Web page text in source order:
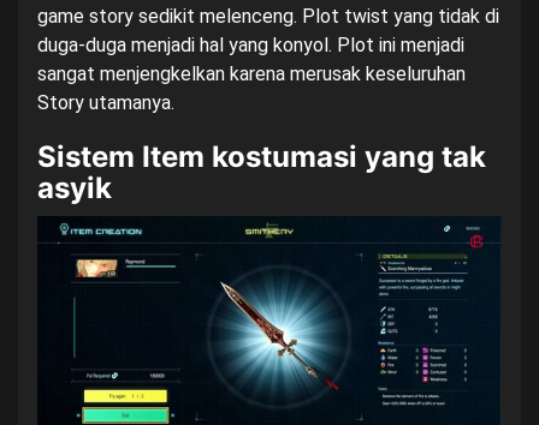
game story sedikit melenceng. Plot twist yang tidak di
duga-duga menjadi hal yang konyol. Plot ini menjadi
sangat menjengkelkan karena merusak keseluruhan
Story utamanya.
Sistem Item kostumasi yang tak
asyik